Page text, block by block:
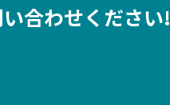
合わせください!